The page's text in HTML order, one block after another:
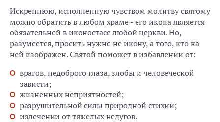
Искреннюю, исполненную чувством молитву святому
можно обратить в любом храме - его икона является
обязательной в иконостасе любой церкви. Но,
разумеется, просить нужно не икону, а того, кто на
ней изображен. Святой поможет в избавлении от:
врагов, недоброго глаза, злобы и человеческой
зависти;
жизненных неприятностей;
разрушительной силы природной стихии;
излечении от тяжелых недугов.